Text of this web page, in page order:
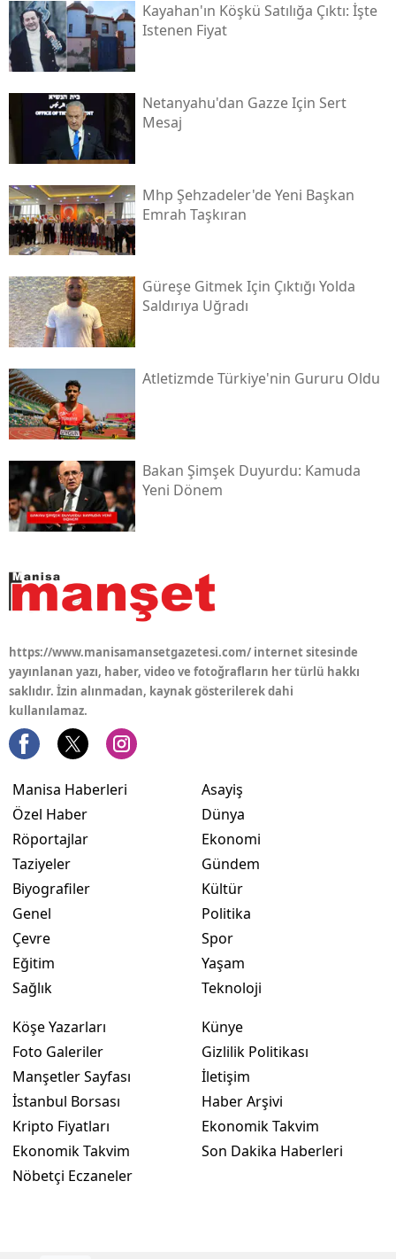
Kayahan'ın Köşkü Satılığa Çıktı: İşte
Istenen Fiyat
Netanyahu'dan Gazze Için Sert
Mesaj
Mhp Şehzadeler'de Yeni Başkan
Emrah Taşkıran
Güreşe Gitmek Için Çıktığı Yolda
Saldırıya Uğradı
Atletizmde Türkiye'nin Gururu Oldu
Bakan Şimşek Duyurdu: Kamuda
Yeni Dönem
https://www.manisamansetgazetesi.com/ internet sitesinde
yayınlanan yazı, haber, video ve fotoğrafların her türlü hakkı
saklıdır. İzin alınmadan, kaynak gösterilerek dahi
kullanılamaz.
Manisa Haberleri
Özel Haber
Röportajlar
Taziyeler
Biyografiler
Genel
Çevre
Eğitim
Sağlık
Asayiş
Dünya
Ekonomi
Gündem
Kültür
Politika
Spor
Yaşam
Teknoloji
Köşe Yazarları
Foto Galeriler
Manşetler Sayfası
İstanbul Borsası
Kripto Fiyatları
Ekonomik Takvim
Nöbetçi Eczaneler
Künye
Gizlilik Politikası
İletişim
Haber Arşivi
Ekonomik Takvim
Son Dakika Haberleri